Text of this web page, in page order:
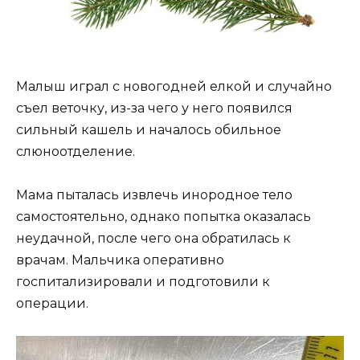
Малыш играл с новогодней елкой и случайно
съел веточку, из-за чего у него появился
сильный кашель и началось обильное
слюноотделение.
Мама пыталась извлечь инородное тело
самостоятельно, однако попытка оказалась
неудачной, после чего она обратилась к
врачам. Мальчика оперативно
госпитализировали и подготовили к
операции.